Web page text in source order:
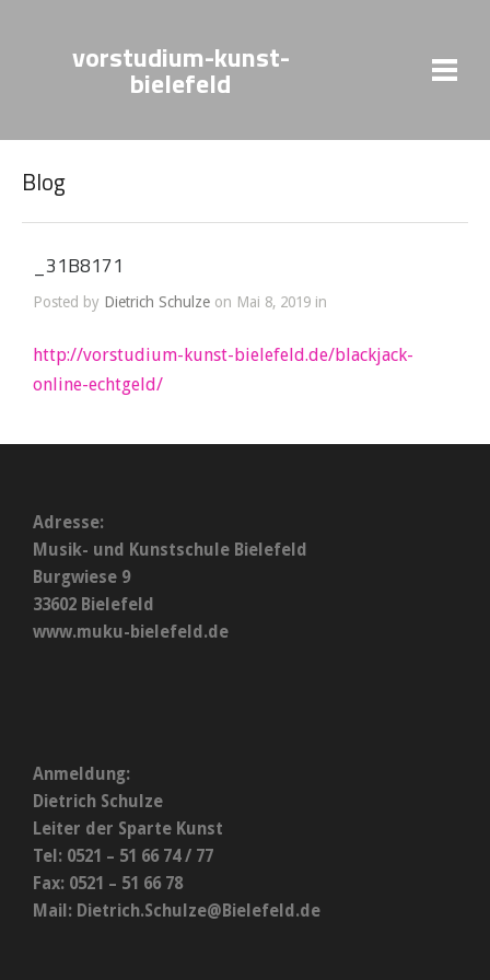
vorstudium-kunst-
bielefeld
Blog
_31B8171
Posted by Dietrich Schulze on Mai 8, 2019 in
http://vorstudium-kunst-bielefeld.de/blackjack-
online-echtgeld/
Adresse:
Musik- und Kunstschule Bielefeld
Burgwiese 9
33602 Bielefeld
www.muku-bielefeld.de
Anmeldung:
Dietrich Schulze
Leiter der Sparte Kunst
Tel: 0521 – 51 66 74 / 77
Fax: 0521 – 51 66 78
Mail: Dietrich.Schulze@Bielefeld.de